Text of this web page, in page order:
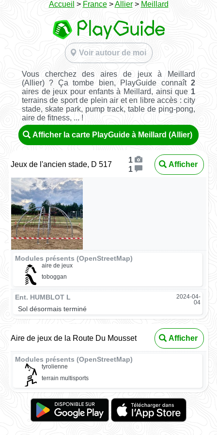
Accueil > France>Allier> Meillard
Voir autour de moi
Vous cherchez des aires de jeux à Meillard
(Allier) ? Ça tombe bien, PlayGuide connaît2
aires de jeux pour enfants à Meillard, ainsi que 1
terrains de sport de plein air et en libre accès : city
stade, skate park, pump track, table de ping-pong,
aire de fitness, ... !
Afficher la carte PlayGuide à Meillard (Allier)
Jeux de l'ancien stade, D 517
1
1
Afficher
Modules présents (OpenStreetMap)
aire de jeux
toboggan
Ent. HUMBLOT L
2024-04-
04
Sol désormais terminé
Aire de jeux de la Route Du Mousset Afficher
Modules présents (OpenStreetMap)
tyrolienne
terrain multisports